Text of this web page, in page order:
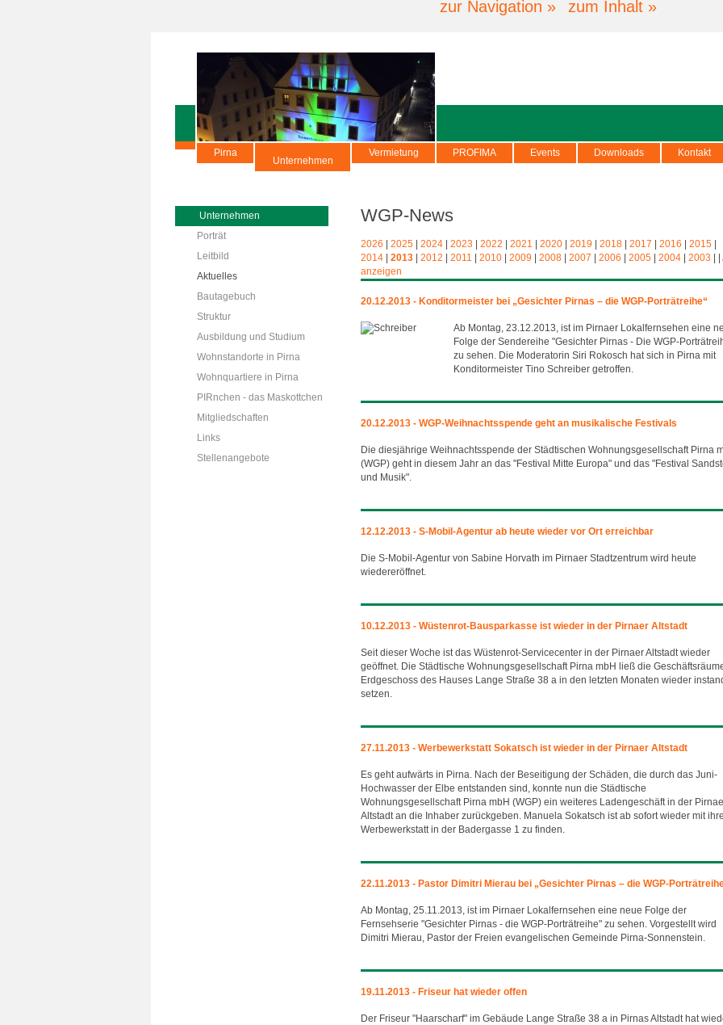
zur Navigation » zum Inhalt »
Pirna
Unternehmen
Vermietung PROFIMA Events Downloads Kontakt
Unternehmen
Porträt
Leitbild
Aktuelles
Bautagebuch
Struktur
Ausbildung und Studium
Wohnstandorte in Pirna
Wohnquartiere in Pirna
PIRnchen - das Maskottchen
Mitgliedschaften
Links
Stellenangebote
WGP-News
2026 2025 2024 2023 2022 2021 2020 2019 2018 2017 2016 2015
2014
2013 2012 2011 2010 2009 2008 2007 2006 2005 2004 2003
anzeigen
20.12.2013 - Konditormeister bei „Gesichter Pirnas – die WGP-Porträtreihe“
Ab Montag, 23.12.2013, ist im Pirnaer Lokalfernsehen eine
Folge der Sendereihe "Gesichter Pirnas - Die WGP-
zu sehen. Die Moderatorin Siri Rokosch hat sich in Pirna mit
Konditormeister Tino Schreiber getroffen.
20.12.2013 - WGP-Weihnachtsspende geht an musikalische Festivals
Die diesjährige Weihnachtsspende der Städtischen Wohnungsgesellschaft Pirna
(WGP) geht in diesem Jahr an das "Festival Mitte Europa" und das "Festival
und Musik".
12.12.2013 - S-Mobil-Agentur ab heute wieder vor Ort erreichbar
Die S-Mobil-Agentur von Sabine Horvath im Pirnaer Stadtzentrum wird heute
wiedereröffnet.
10.12.2013 - Wüstenrot-Bausparkasse ist wieder in der Pirnaer Altstadt
Seit dieser Woche ist das Wüstenrot-Servicecenter in der Pirnaer Altstadt wieder
geöffnet. Die Städtische Wohnungsgesellschaft Pirna mbH ließ die
Erdgeschoss des Hauses Lange Straße 38 a in den letzten Monaten wieder
setzen.
27.11.2013 - Werbewerkstatt Sokatsch ist wieder in der Pirnaer Altstadt
Es geht aufwärts in Pirna. Nach der Beseitigung der Schäden, die durch das Juni-
Hochwasser der Elbe entstanden sind, konnte nun die Städtische
Wohnungsgesellschaft Pirna mbH (WGP) ein weiteres Ladengeschäft in der
Altstadt an die Inhaber zurückgeben. Manuela Sokatsch ist ab sofort wieder mit
Werbewerkstatt in der Badergasse 1 zu finden.
22.11.2013 - Pastor Dimitri Mierau bei „Gesichter Pirnas – die WGP-
Ab Montag, 25.11.2013, ist im Pirnaer Lokalfernsehen eine neue Folge der
Fernsehserie "Gesichter Pirnas - die WGP-Porträtreihe" zu sehen. Vorgestellt wird
Dimitri Mierau, Pastor der Freien evangelischen Gemeinde Pirna-Sonnenstein.
19.11.2013 - Friseur hat wieder offen
Der Friseur "Haarscharf" im Gebäude Lange Straße 38 a in Pirnas Altstadt hat